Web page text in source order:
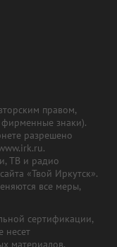
правом,
фирменные знаки).
разрешено
ТВ и радио
«Твой Иркутск».
все меры,
сертификации,
несет
материалов.